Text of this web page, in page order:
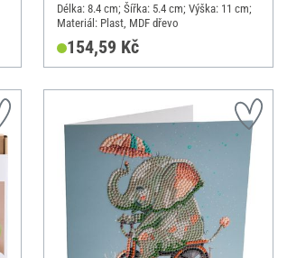
Délka: 8.4 cm; Šířka: 5.4 cm; Výška: 11 cm;
Materiál: Plast, MDF dřevo
154,59 Kč